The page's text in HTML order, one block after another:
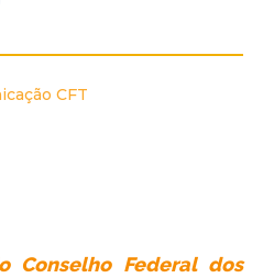
CFT
Conselho Federal dos